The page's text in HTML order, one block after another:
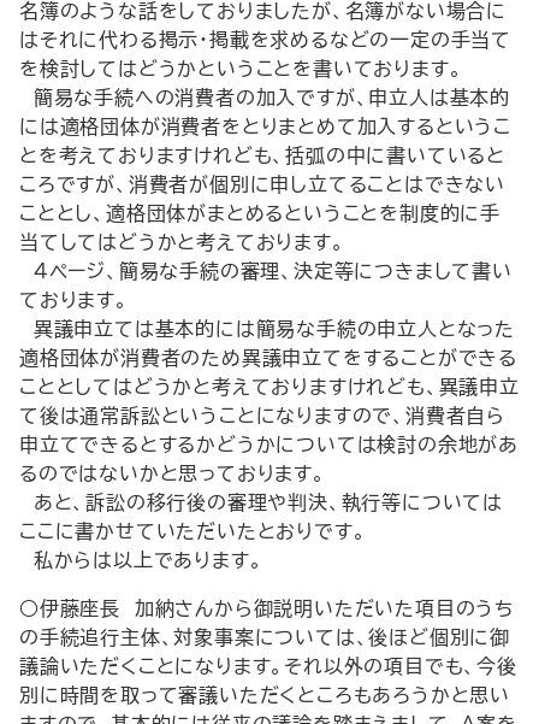
名簿のような話をしておりましたが、名簿がない場合に
はそれに代わる掲示・掲載を求めるなどの一定の手当て
を検討してはどうかということを書いております。
簡易な手続への消費者の加入ですが、申立人は基本的
には適格団体が消費者をとりまとめて加入するというこ
とを考えておりますけれども、括弧の中に書いていると
ころですが、消費者が個別に申し立てることはできない
こととし、適格団体がまとめるということを制度的に手
当てしてはどうかと考えております。
４ページ、簡易な手続の審理、決定等につきまして書い
ております。
異議申立ては基本的には簡易な手続の申立人となった
適格団体が消費者のため異議申立てをすることができる
こととしてはどうかと考えておりますけれども、異議申立
て後は通常訴訟ということになりますので、消費者自ら
申立てできるとするかどうかについては検討の余地があ
るのではないかと思っております。
あと、訴訟の移行後の審理や判決、執行等については
ここに書かせていただいたとおりです。
私からは以上であります。
○伊藤座長 加納さんから御説明いただいた項目のうち
の手続追行主体、対象事案については、後ほど個別に御
議論いただくことになります。それ以外の項目でも、今後
別に時間を取って審議いただくところもあろうかと思い